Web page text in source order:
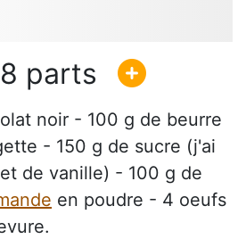
8
noir - 100 g de beurre
- 150 g de sucre (j'ai
de vanille) - 100 g de
en poudre - 4 oeufs